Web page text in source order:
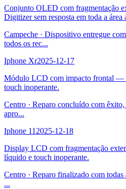
Conjunto OLED com fragmentação
Digitizer sem resposta em toda a área
Campeche · Dispositivo entregue
todos os rec...
Iphone Xr2025-12-17
Módulo LCD com impacto frontal —
touch inoperante.
Centro · Reparo concluído com êxito,
apro...
Iphone 11 2025-12-18
Display LCD com fragmentação
líquido e touch inoperante.
Centro · Reparo finalizado com
...